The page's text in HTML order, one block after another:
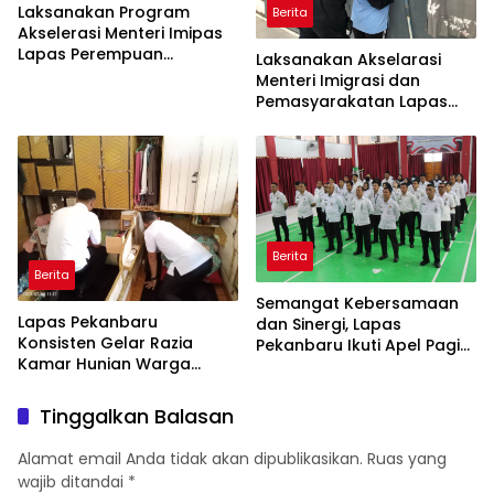
Laksanakan Program
Akselerasi Menteri Imipas
Lapas Perempuan
Berita
Laksanakan Akselarasi
Menteri Imigrasi dan
Pemasyarakatan Lapas
Geledah Lagi Kamar
Hunian
Berita
Lapas Pekanbaru
Konsisten Gelar Razia
Kamar Hunian Warga
Konkret Berantas
Perederan Narkoba dan
Modus Penipuan
Berita
Semangat Kebersamaan
dan Sinergi, Lapas
Pekanbaru Ikuti Apel Pagi
Tinggalkan Balasan
Alamat email Anda tidak akan dipublikasikan. Ruas yang
wajib ditandai *